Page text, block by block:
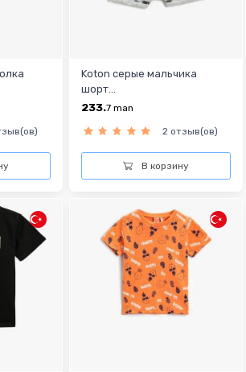
Koton cерыe мальчикa
шорт...
233.7 man
2 отзыв(ов)
В корзину